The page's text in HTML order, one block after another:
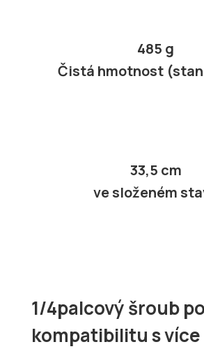
485 g
Čistá hmotnost
33,5 cm
ve složeném
1/4palcový šroub
kompatibilitu s více